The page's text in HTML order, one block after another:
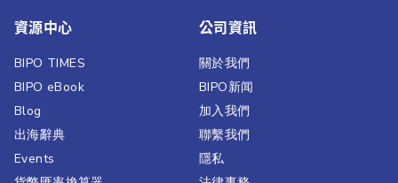
資源中心
BIPO TIMES
BIPO eBook
Blog
出海辭典
Events
公司資訊
關於我們
BIPO新闻​
加入我們
聯繫我們​
隱私